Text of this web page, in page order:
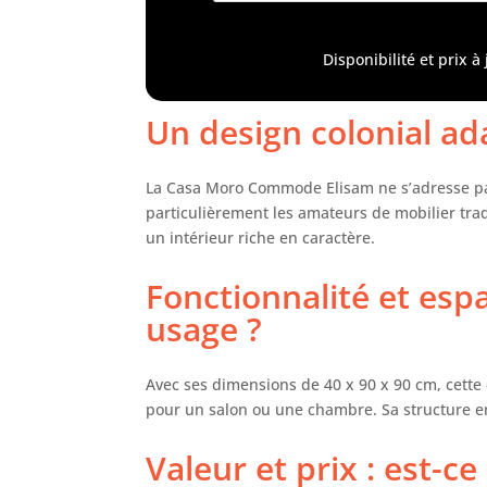
est
Disponibilité et prix à
Un design colonial
La Casa Moro Commode Elisam ne
particulièrement les amateurs de mobilier
un intérieur riche en caractère.
Fonctionnalité et
usage ?
Avec ses dimensions de 40 x 90 x 90 cm,
pour un salon ou une chambre. Sa structure
Valeur et prix : est-